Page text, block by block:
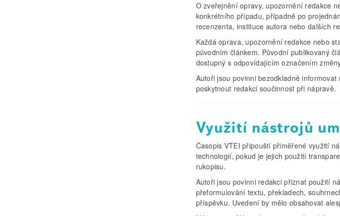
O zveřejnění opravy, upozornění redakce
konkrétního případu, případně po
recenzenta, instituce autora nebo dalších
Každá oprava, upozornění redakce nebo
původním článkem. Původní publikovaný
dostupný s odpovídajícím označením
Autoři jsou povinni bezodkladně
poskytnout redakci součinnost při nápravě.
Využití nástrojů
Časopis VTEI připouští přiměřené využití
technologií, pokud je jejich použití
rukopisu.
Autoři jsou povinni redakci přiznat použití
přeformulování textu, překladech,
příspěvku. Uvedení by mělo obsahovat